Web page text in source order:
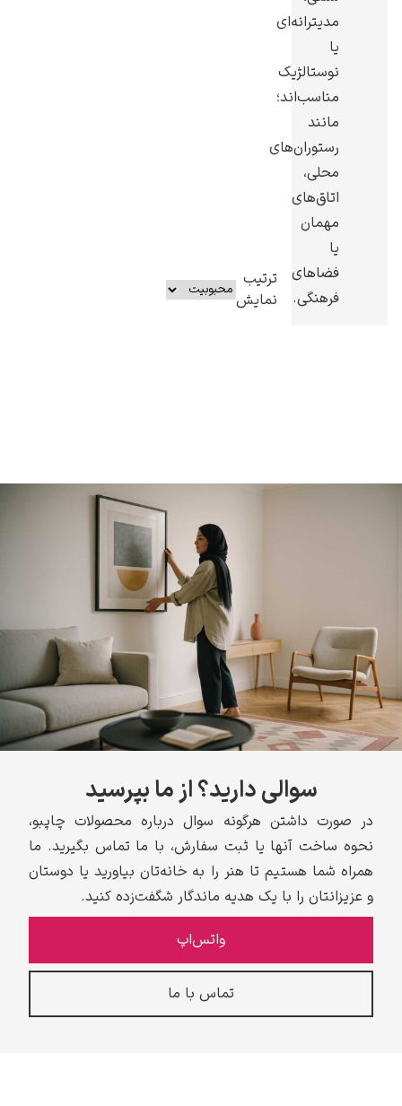
یوهانس فرمیر
پرفروش‌ترین
مدیترانه‌ای
یا
نوستالژیک
مناسب‌اند؛
مانند
رستوران‌های
محلی،
اتاق‌های
مهمان
یا
فضاهای
فرهنگی.
ترتیب
نمایش
سوالی دارید؟ از ما بپرسید
در صورت داشتن هرگونه سوال درباره محصولات چاپبو،
نحوه ساخت آنها یا ثبت سفارش، با ما تماس بگیرید. ما
همراه شما هستیم تا هنر را به خانه‌تان بیاورید یا دوستان
و عزیزانتان را با یک هدیه ماندگار شگفت‌زده کنید.
واتس‌اپ
تماس با ما